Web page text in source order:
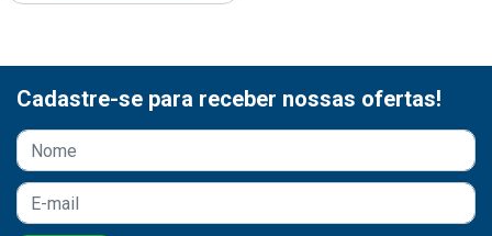
Cadastre-se para receber nossas ofertas!